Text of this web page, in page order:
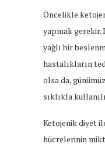
Öncelikle
yapmak gerekir.
yağlı bir
hastalıkların
olsa da,
sıklıkla
Ketojenik diyet
hücrelerinin